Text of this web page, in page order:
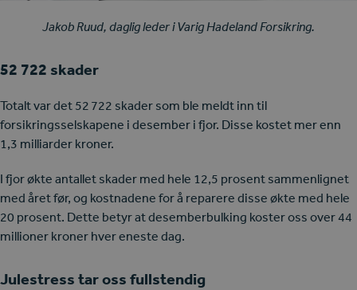
Jakob Ruud, daglig leder i Varig Hadeland Forsikring.
52 722 skader
Totalt var det 52 722 skader som ble meldt inn til
forsikringsselskapene i desember i fjor. Disse kostet mer enn
1,3 milliarder kroner.
I fjor økte antallet skader med hele 12,5 prosent sammenlignet
med året før, og kostnadene for å reparere disse økte med hele
20 prosent. Dette betyr at desemberbulking koster oss over 44
millioner kroner hver eneste dag.
Julestress tar oss fullstendig